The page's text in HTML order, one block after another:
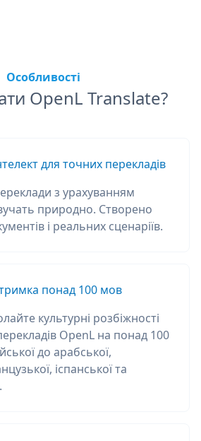
Особливості
OpenL Translate?
для точних перекладів
з урахуванням
природно. Створено
і реальних сценаріїв.
понад 100 мов
культурні розбіжності
OpenL на понад 100
до арабської,
іспанської та